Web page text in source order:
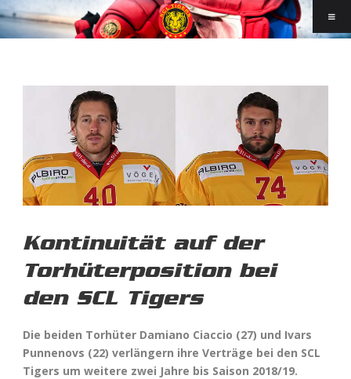
Kontinuität auf der
Torhüterposition bei
den SCL Tigers
Die beiden Torhüter Damiano Ciaccio (27) und Ivars
Punnenovs (22) verlängern ihre Verträge bei den SCL
Tigers um weitere zwei Jahre bis Saison 2018/19.